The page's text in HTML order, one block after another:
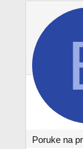
Poruke na